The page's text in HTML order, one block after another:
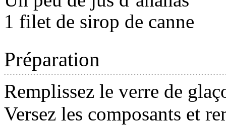
1 filet de sirop de canne
Préparation
Remplissez le verre de
Versez les composants et